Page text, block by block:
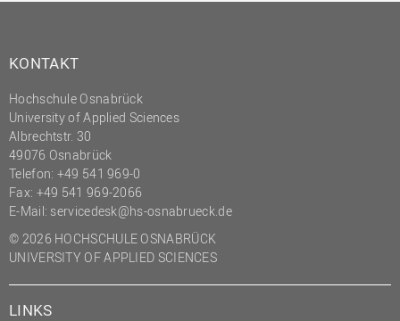
KONTAKT
Hochschule Osnabrück
University of Applied Sciences
Albrechtstr. 30
49076 Osnabrück
Telefon: +49 541 969-0
Fax: +49 541 969-2066
E-Mail: servicedesk@hs-osnabrueck.de
© 2026 HOCHSCHULE OSNABRÜCK
UNIVERSITY OF APPLIED SCIENCES
LINKS